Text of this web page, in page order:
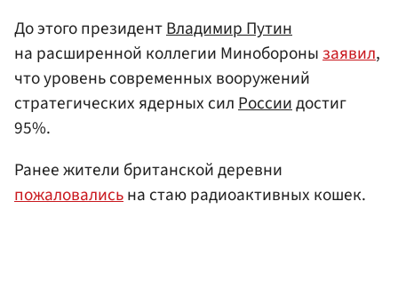
До этого президентВладимир Путин
на расширенной коллегии Миноборонызаявил,
что уровень современных вооружений
стратегических ядерных силРоссиидостиг
95%.
Ранее жители британской деревни
пожаловалисьна стаю радиоактивных кошек.